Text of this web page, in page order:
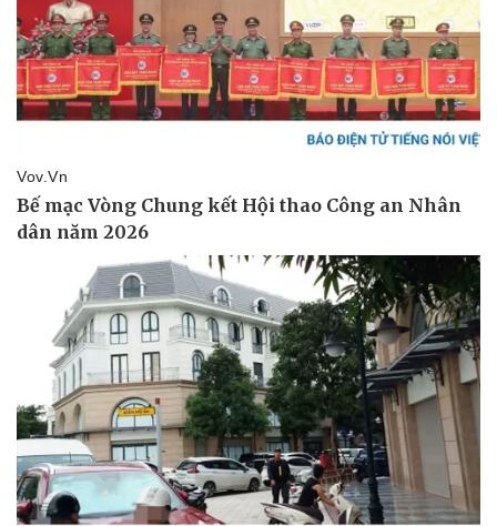
Pháp luật
Vụ án
Tin nóng
Tư vấn luật
Quân sự - Quốc phòng
Vũ khí
Việt Nam
Phân tích